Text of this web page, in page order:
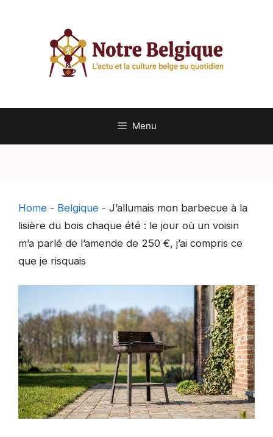
Menu
Home - Belgique - J’allumais mon barbecue à la
lisière du bois chaque été : le jour où un voisin
m’a parlé de l’amende de 250 €, j’ai compris ce
que je risquais